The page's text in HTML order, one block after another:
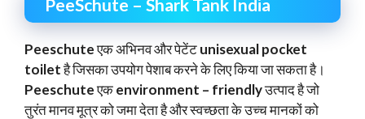
PeeSchute – Shark Tank India
Peeschuteएक अभिनव और पेटेंटunisexual pocket
toiletहै जिसका उपयोग पेशाब करने के लिए किया जा सकता है।
Peeschuteएकenvironment – friendlyउत्पाद है जो
तुरंत मानव मूत्र को जमा देता है और स्वच्छता के उच्च मानकों को